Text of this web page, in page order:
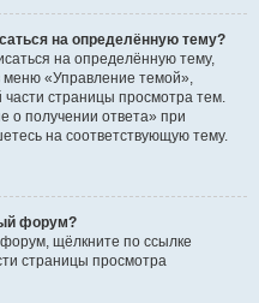
на определённую тему?
на определённую тему,
меню «Управление темой»,
части страницы просмотра тем.
о получении ответа» при
на соответствующую тему.
форум?
щёлкните по ссылке
страницы просмотра